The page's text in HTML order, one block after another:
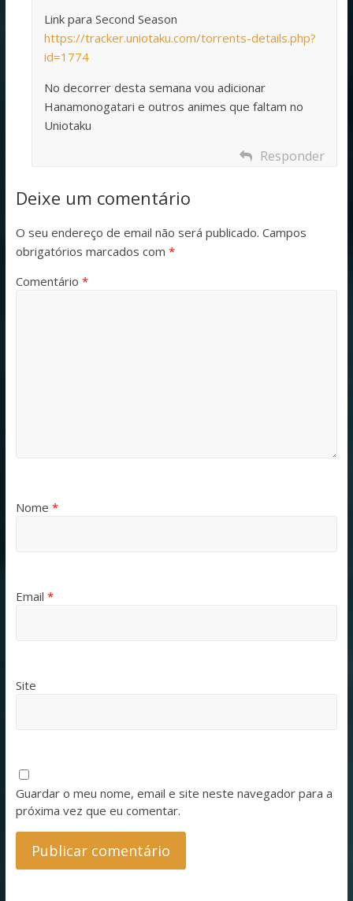
Link para Second Season
https://tracker.uniotaku.com/torrents-details.php?
id=1774
No decorrer desta semana vou adicionar
Hanamonogatari e outros animes que faltam no
Uniotaku
Responder
Deixe um comentário
O seu endereço de email não será publicado. Campos
obrigatórios marcados com *
Comentário *
Nome *
Email *
Site
Guardar o meu nome, email e site neste navegador para a
próxima vez que eu comentar.